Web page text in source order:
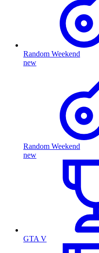
Random Weekend
new
Random Weekend
new
GTA V